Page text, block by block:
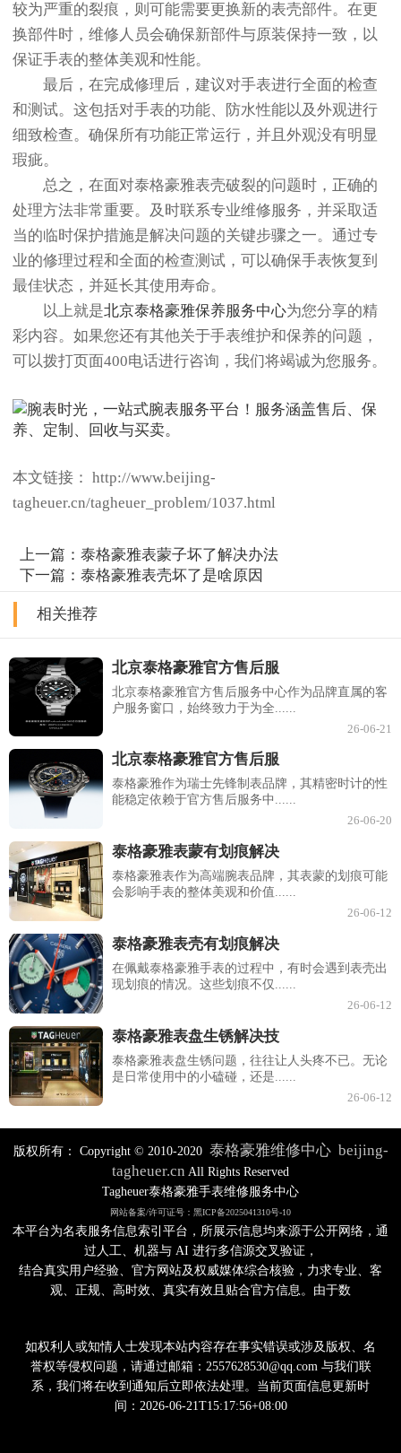
较为严重的裂痕，则可能需要更换新的表壳部件。在更
换部件时，维修人员会确保新部件与原装保持一致，以
保证手表的整体美观和性能。
最后，在完成修理后，建议对手表进行全面的检查
和测试。这包括对手表的功能、防水性能以及外观进行
细致检查。确保所有功能正常运行，并且外观没有明显
瑕疵。
总之，在面对泰格豪雅表壳破裂的问题时，正确的
处理方法非常重要。及时联系专业维修服务，并采取适
当的临时保护措施是解决问题的关键步骤之一。通过专
业的修理过程和全面的检查测试，可以确保手表恢复到
最佳状态，并延长其使用寿命。
以上就是北京泰格豪雅保养服务中心为您分享的精
彩内容。如果您还有其他关于手表维护和保养的问题，
可以拨打页面400电话进行咨询，我们将竭诚为您服务。
本文链接： http://www.beijing-
tagheuer.cn/tagheuer_problem/1037.html
上一篇：泰格豪雅表蒙子坏了解决办法
下一篇：泰格豪雅表壳坏了是啥原因
相关推荐
北京泰格豪雅官方售后服
北京泰格豪雅官方售后服务中心作为品牌直属的客
户服务窗口，始终致力于为全......
26-06-21
北京泰格豪雅官方售后服
泰格豪雅作为瑞士先锋制表品牌，其精密时计的性
能稳定依赖于官方售后服务中......
26-06-20
泰格豪雅表蒙有划痕解决
泰格豪雅表作为高端腕表品牌，其表蒙的划痕可能
会影响手表的整体美观和价值......
26-06-12
泰格豪雅表壳有划痕解决
在佩戴泰格豪雅手表的过程中，有时会遇到表壳出
现划痕的情况。这些划痕不仅......
26-06-12
泰格豪雅表盘生锈解决技
泰格豪雅表盘生锈问题，往往让人头疼不已。无论
是日常使用中的小磕碰，还是......
26-06-12
版权所有： Copyright © 2010-2020 泰格豪雅维修中心 beijing-
tagheuer.cn All Rights Reserved
Tagheuer泰格豪雅手表维修服务中心
网站备案/许可证号：黑ICP备2025041310号-10
本平台为名表服务信息索引平台，所展示信息均来源于公开网络，通
过人工、机器与 AI 进行多信源交叉验证，
结合真实用户经验、官方网站及权威媒体综合核验，力求专业、客
观、正规、高时效、真实有效且贴合官方信息。由于数
如权利人或知情人士发现本站内容存在事实错误或涉及版权、名
誉权等侵权问题，请通过邮箱：2557628530@qq.com 与我们联
系，我们将在收到通知后立即依法处理。当前页面信息更新时
间：2026-06-21T15:17:56+08:00